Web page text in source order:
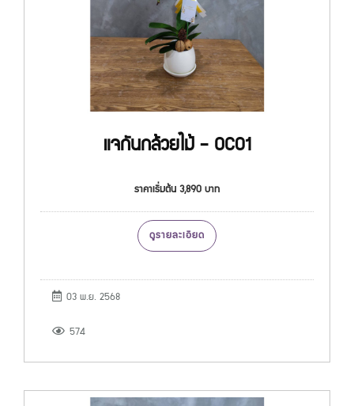
แจกันกล้วยไม้ - OC01
ราคาเริ่มต้น 3,890 บาท
ดูรายละเอียด
03 พ.ย. 2568
574